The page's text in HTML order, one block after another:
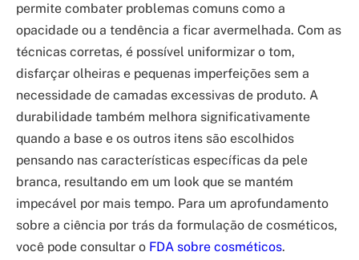
permite combater problemas comuns como a
opacidade ou a tendência a ficar avermelhada. Com as
técnicas corretas, é possível uniformizar o tom,
disfarçar olheiras e pequenas imperfeições sem a
necessidade de camadas excessivas de produto. A
durabilidade também melhora significativamente
quando a base e os outros itens são escolhidos
pensando nas características específicas da pele
branca, resultando em um look que se mantém
impecável por mais tempo. Para um aprofundamento
sobre a ciência por trás da formulação de cosméticos,
você pode consultar o FDA sobre cosméticos.